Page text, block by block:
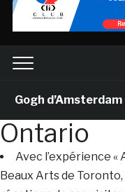
d’Amsterdam
Ontario
Avec l’expérience «
Beaux Arts de